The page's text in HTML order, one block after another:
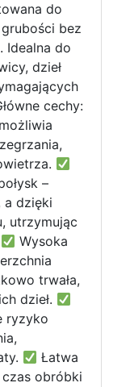
do
bez
Idealna do
dzieł
cechy:
–
a dzięki
utrzymując
Wysoka
trwała,
dzieł.
ryzyko
Łatwa
czas obróbki